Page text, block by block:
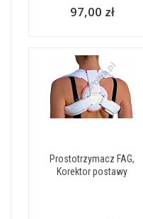
97,00 zł
Prostotrzymacz FAG,
Korektor postawy